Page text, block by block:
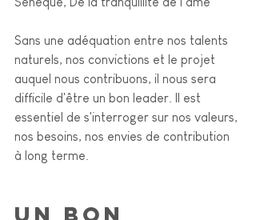
Sans une adéquation entre nos talents
naturels, nos convictions et le projet
auquel nous contribuons, il nous sera
difficile d'être un bon leader.
Il est
essentiel de s'interroger sur nos valeurs,
nos besoins, nos envies de contribution
à long terme.
Un bon